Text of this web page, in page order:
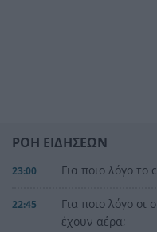
ΡΟΗ ΕΙΔΗΣΕΩΝ
23:00 Για ποιο λόγο το
22:45
Για ποιο λόγο οι
έχουν αέρα;